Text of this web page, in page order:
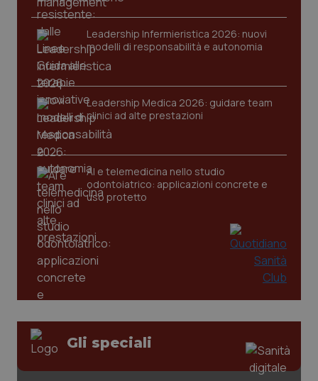
Leadership Infermieristica 2026: nuovi
modelli di responsabilità e autonomia
Leadership Medica 2026: guidare team
clinici ad alte prestazioni
AI e telemedicina nello studio
odontoiatrico: applicazioni concrete e
uso protetto
Gli speciali
CookieScriptConsent
CookieScript
www.quotidianosanita.it
tracking-sites-ironfish-
www.quotidianosanita.it
2
session-id
www.quotidianosanita.it